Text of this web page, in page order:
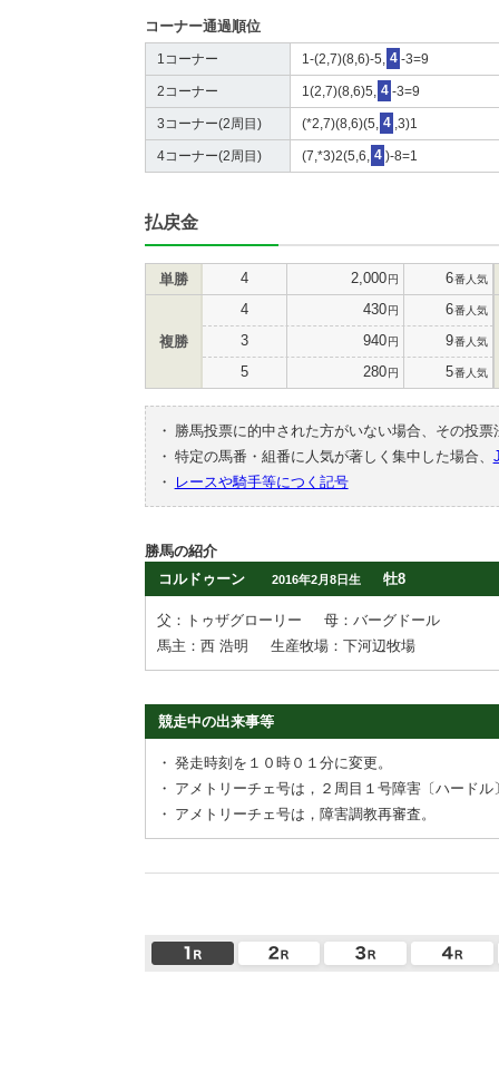
コーナー通過順位
1コーナー 1-(2,7)(8,6)-5, 4 -3=9
2コーナー 1(2,7)(8,6)5, 4 -3=9
3コーナー(2周目) (*2,7)(8,6)(5, 4 ,3)1
4コーナー(2周目) (7,*3)2(5,6, 4 )-8=1
払戻金
単勝 4 2,000円 6番人気
複勝
4 430円 6番人気
3 940円 9番人気
5 280円 5番人気
・
勝馬投票に的中された方がいない場合、その投
・ 特定の馬番・組番に人気が著しく集中した場合、
・
レースや騎手等につく記号
勝馬の紹介
コルドゥーン
2016年2月8日生 牡8
父：トゥザグローリー
母：バーグドール
馬主：西 浩明
生産牧場：下河辺牧場
競走中の出来事等
・ 発走時刻を１０時０１分に変更。
・ アメトリーチェ号は，２周目１号障害〔ハード
・ アメトリーチェ号は，障害調教再審査。